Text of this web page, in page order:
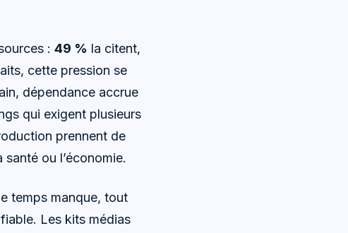
: 49 % la citent,
cette pression se
dépendance accrue
qui exigent plusieurs
prennent de
ou l’économie.
temps manque, tout
Les kits médias